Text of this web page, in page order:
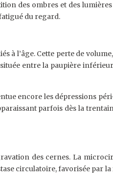
des ombres et des lumières
du regard.
à l’âge. Cette perte de
entre la paupière
encore les dépressions
parfois dès la
des cernes. La
circulatoire, favorisée par